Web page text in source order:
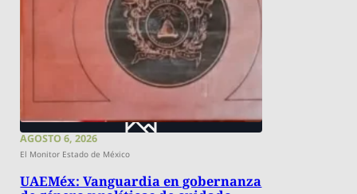
AGOSTO 6, 2026
El Monitor Estado de México
UAEMéx: Vanguardia en gobernanza